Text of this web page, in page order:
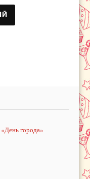
«День города»